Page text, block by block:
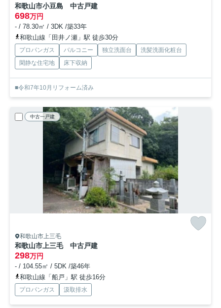
和歌山市小豆島 中古戸建
698万円
- / 78.30㎡ / 3DK /築33年
和歌山線「田井ノ瀬」駅 徒歩30分
プロパンガス バルコニー 独立洗面台
洗髪洗面化粧台
閑静な住宅地
床下収納
■令和7年10月リフォーム済み
中古一戸建
和歌山市上三毛
和歌山市上三毛 中古戸建
298万円
- / 104.55㎡ / 5DK /築46年
和歌山線「船戸」駅 徒歩16分
プロパンガス 汲取排水